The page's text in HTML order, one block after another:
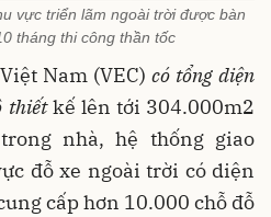
vực triển lãm ngoài trời được bàn
tháng thi công thần tốc
Nam (VEC) có tổng diện
thiếtkế lên tới 304.000m2
nhà, hệ thống giao
đỗ xe ngoài trời có diện
cấp hơn 10.000 chỗ đỗ